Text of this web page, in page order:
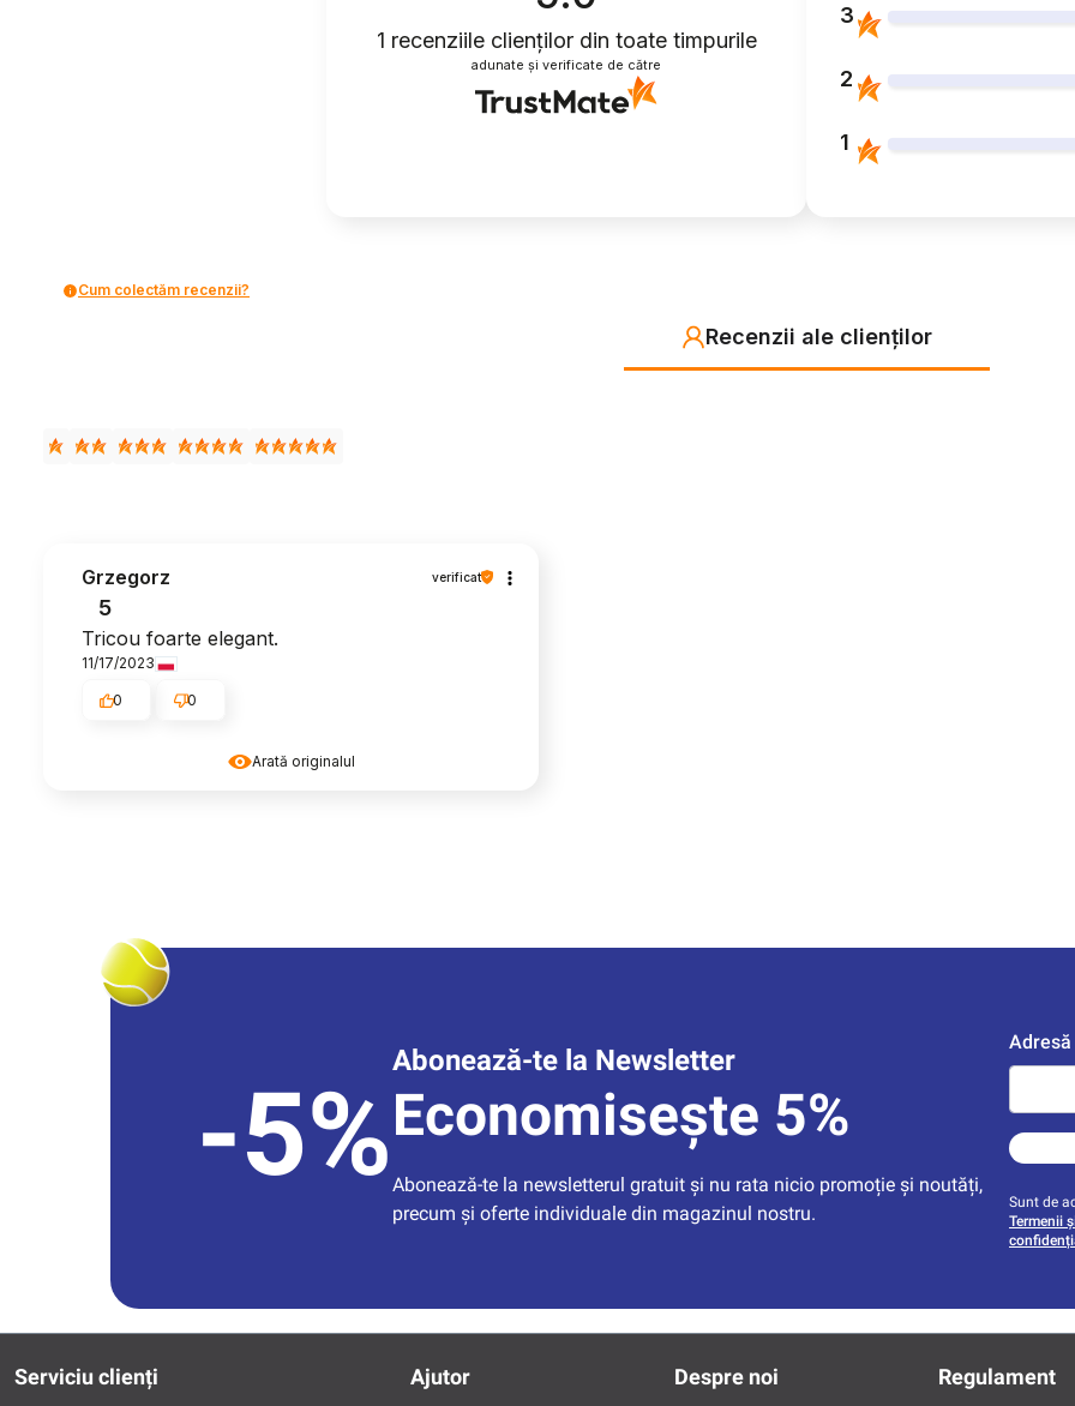
1 recenziile clienților din toate timpurile
adunate și verificate de către
3
2
1
Cum colectăm recenzii?
Recenzii ale clienților
Arată originalul
Grzegorz verificat
5
Tricou foarte elegant.
11/17/2023
0 0
-5%
Abonează-te la Newsletter
Economisește 5%
Abonează-te la newsletterul gratuit și nu rata nicio promoție și noutăți,
precum și oferte individuale din magazinul nostru.
Sunt de
Termenii
Serviciu clienți Ajutor Despre noi Regulament